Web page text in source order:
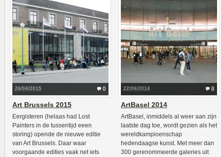
0
26/04/2015
Art Brussels 2015
Eergisteren (helaas had Lost
Painters in de tussentijd eeen
storing) opende de nieuwe editie
van Art Brussels. Daar waar
voorgaande edities vaak net iets
8
22/06/2014
ArtBasel 2014
ArtBasel, inmiddels al weer aan zijn
laatste dag toe, wordt gezien als het
wereldkampioenschap
hedendaagse kunst. Met meer dan
300 gerenommeerde galeries uit